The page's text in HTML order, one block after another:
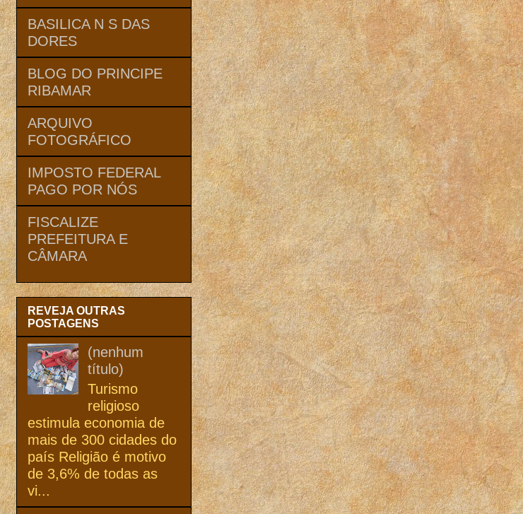
BASILICA N S DAS
DORES
BLOG DO PRINCIPE
RIBAMAR
ARQUIVO
FOTOGRÁFICO
IMPOSTO FEDERAL
PAGO POR NÓS
FISCALIZE
PREFEITURA E
CÂMARA
REVEJA OUTRAS
POSTAGENS
(nenhum
título)
Turismo
religioso
estimula economia de
mais de 300 cidades do
país Religião é motivo
de 3,6% de todas as
vi...